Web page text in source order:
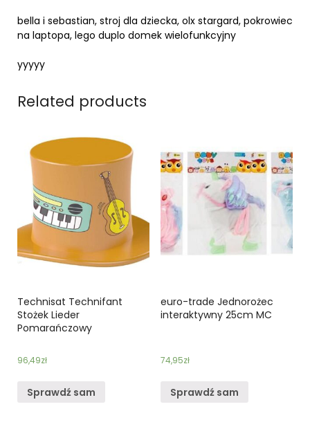
bella i sebastian, stroj dla dziecka, olx stargard, pokrowiec
na laptopa, lego duplo domek wielofunkcyjny
yyyyy
Related products
Technisat Technifant
Stożek Lieder
Pomarańczowy
96,49zł
Sprawdź sam
euro-trade Jednorożec
interaktywny 25cm MC
74,95zł
Sprawdź sam